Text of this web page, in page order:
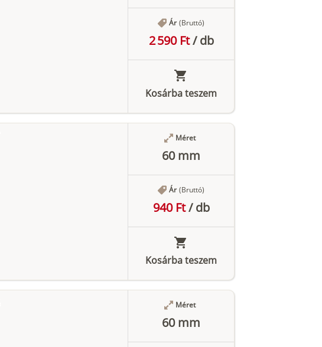
Ár (Bruttó)
2 590 Ft/db
Kosárba teszem
Méret
60 mm
Ár (Bruttó)
940 Ft/db
Kosárba teszem
Méret
60 mm